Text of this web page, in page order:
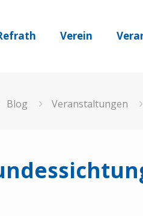
Verein
Blog Veranstaltungen